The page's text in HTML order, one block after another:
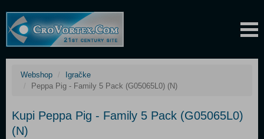
Webshop
Igračke
Peppa Pig - Family 5 Pack (G05065L0) (N)
Kupi Peppa Pig - Family 5 Pack (G05065L0)
(N)